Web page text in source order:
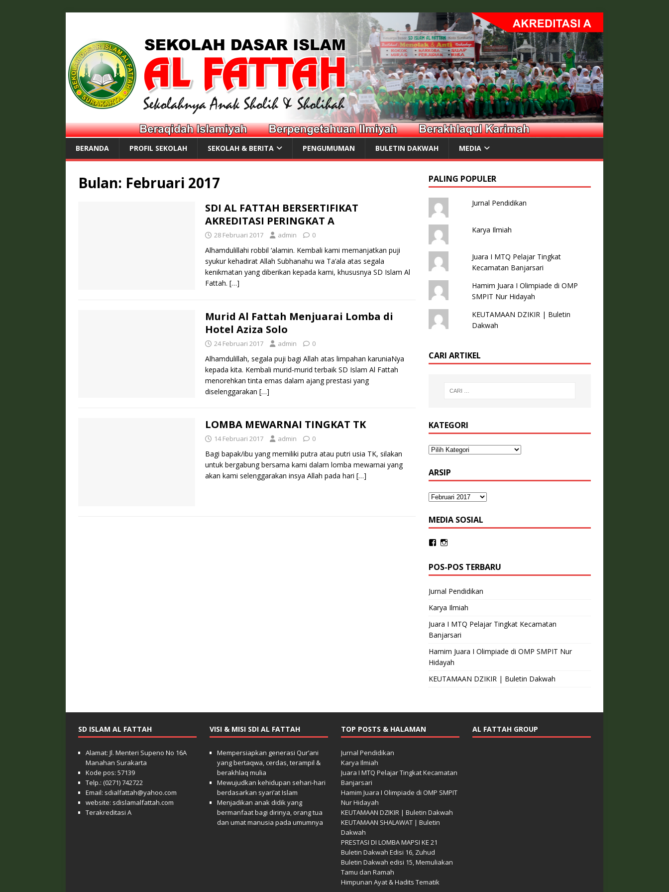
BERANDA PROFIL SEKOLAH SEKOLAH & BERITA PENGUMUMAN BULETIN DAKWAH MEDIA
Bulan: Februari 2017
SDI AL FATTAH BERSERTIFIKAT
AKREDITASI PERINGKAT A
28 Februari 2017 admin 0
Alhamdulillahi robbil ‘alamin. Kembali kami memanjatkan puji
syukur kehadirat Allah Subhanahu wa Ta’ala atas segala
kenikmatan yang diberikan kepada kami, khususnya SD Islam Al
Fattah. […]
Murid Al Fattah Menjuarai Lomba di
Hotel Aziza Solo
24 Februari 2017 admin 0
Alhamdulillah, segala puji bagi Allah atas limpahan karuniaNya
kepada kita. Kembali murid-murid terbaik SD Islam Al Fattah
menorehkan tinta emas dalam ajang prestasi yang
diselenggarakan […]
LOMBA MEWARNAI TINGKAT TK
14 Februari 2017 admin 0
Bagi bapak/ibu yang memiliki putra atau putri usia TK, silakan
untuk bergabung bersama kami dalam lomba mewarnai yang
akan kami selenggarakan insya Allah pada hari […]
PALING POPULER
Jurnal Pendidikan
Karya Ilmiah
Juara I MTQ Pelajar Tingkat
Kecamatan Banjarsari
Hamim Juara I Olimpiade di OMP
SMPIT Nur Hidayah
KEUTAMAAN DZIKIR | Buletin
Dakwah
CARI ARTIKEL
KATEGORI
ARSIP
MEDIA SOSIAL
POS-POS TERBARU
Jurnal Pendidikan
Karya Ilmiah
Juara I MTQ Pelajar Tingkat Kecamatan
Banjarsari
Hamim Juara I Olimpiade di OMP SMPIT Nur
Hidayah
KEUTAMAAN DZIKIR | Buletin Dakwah
SD ISLAM AL FATTAH
Alamat: Jl. Menteri Supeno No 16A
Manahan Surakarta
Kode pos: 57139
Telp.: (0271) 742722
Email: sdialfattah@yahoo.com
website: sdislamalfattah.com
Terakreditasi A
VISI & MISI SDI AL FATTAH
Mempersiapkan generasi Qur’ani
yang bertaqwa, cerdas, terampil &
berakhlaq mulia
Mewujudkan kehidupan sehari-hari
berdasarkan syari’at Islam
Menjadikan anak didik yang
bermanfaat bagi dirinya, orang tua
dan umat manusia pada umumnya
TOP POSTS & HALAMAN
Jurnal Pendidikan
Karya Ilmiah
Juara I MTQ Pelajar Tingkat Kecamatan
Banjarsari
Hamim Juara I Olimpiade di OMP SMPIT
Nur Hidayah
KEUTAMAAN DZIKIR | Buletin Dakwah
KEUTAMAAN SHALAWAT | Buletin
Dakwah
PRESTASI DI LOMBA MAPSI KE 21
Buletin Dakwah Edisi 16, Zuhud
Buletin Dakwah edisi 15, Memuliakan
Tamu dan Ramah
Himpunan Ayat & Hadits Tematik
AL FATTAH GROUP